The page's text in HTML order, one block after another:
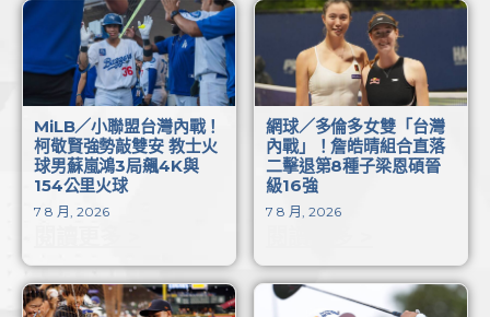
MiLB／小聯盟台灣內戰！
柯敬賢強勢敲雙安 教士火
球男蘇嵐鴻3局飆4K與
154公里火球
7 8 月, 2026
網球／多倫多女雙「台灣
內戰」！詹皓晴組合直落
二擊退第8種子梁恩碩晉
級16強
7 8 月, 2026